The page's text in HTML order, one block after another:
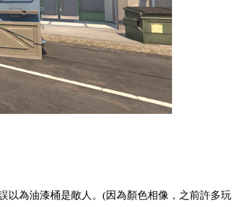
以為油漆桶是敵人。(因為顏色相像，之前許多玩